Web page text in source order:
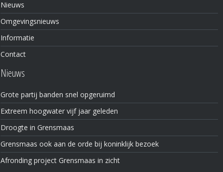
Nieuws
Omgevingsnieuws
Informatie
Contact
Nieuws
Grote partij banden snel opgeruimd
Extreem hoogwater vijf jaar geleden
Droogte in Grensmaas
Grensmaas ook aan de orde bij koninklijk bezoek
Afronding project Grensmaas in zicht